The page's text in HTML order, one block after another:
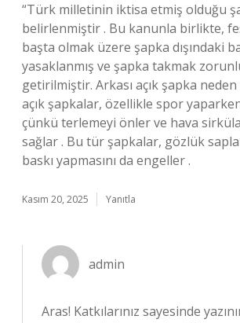
“Türk milletinin iktisa etmiş olduğu
belirlenmiştir . Bu kanunla birlikte,
başta olmak üzere şapka dışındaki
yasaklanmış ve şapka takmak
getirilmiştir. Arkası açık şapka neden
açık şapkalar, özellikle spor
çünkü terlemeyi önler ve hava
sağlar . Bu tür şapkalar, gözlük
baskı yapmasını da engeller .
Kasım 20, 2025 Yanıtla
admin
Aras! Katkılarınız sayesinde